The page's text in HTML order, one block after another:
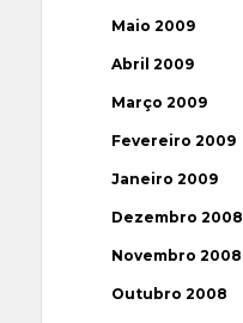
Maio 2009
Abril 2009
Março 2009
Fevereiro 2009
Janeiro 2009
Dezembro 2008
Novembro 2008
Outubro 2008